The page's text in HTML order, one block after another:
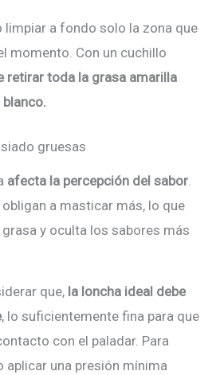
limpiar a fondo solo la zona que
momento. Con un cuchillo
retirar toda la grasa amarilla
gruesas
afecta la percepción del sabor
a masticar más, lo que
y oculta los sabores más
que, la loncha ideal debe
, lo suficientemente fina para que
con el paladar. Para
aplicar una presión mínima